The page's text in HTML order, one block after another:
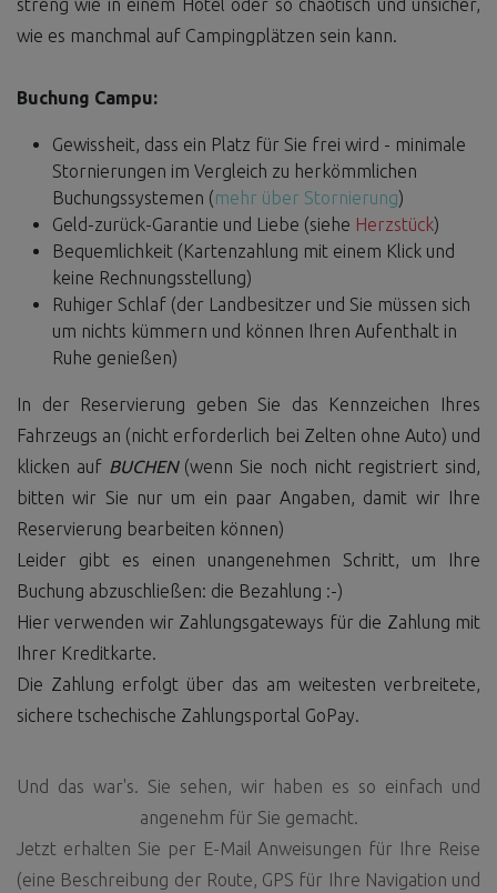
streng wie in einem Hotel oder so chaotisch und unsicher,
wie es manchmal auf Campingplätzen sein kann.
Buchung Campu:
Gewissheit, dass ein Platz für Sie frei wird - minimale
Stornierungen im Vergleich zu herkömmlichen
Buchungssystemen (mehr über Stornierung)
Geld-zurück-Garantie und Liebe (siehe Herzstück)
Bequemlichkeit (Kartenzahlung mit einem Klick und
keine Rechnungsstellung)
Ruhiger Schlaf (der Landbesitzer und Sie müssen sich
um nichts kümmern und können Ihren Aufenthalt in
Ruhe genießen)
In der Reservierung geben Sie das Kennzeichen Ihres
Fahrzeugs an (nicht erforderlich bei Zelten ohne Auto) und
klicken auf BUCHEN(wenn Sie noch nicht registriert sind,
bitten wir Sie nur um ein paar Angaben, damit wir Ihre
Reservierung bearbeiten können)
Leider gibt es einen unangenehmen Schritt, um Ihre
Buchung abzuschließen: die Bezahlung :-)
Hier verwenden wir Zahlungsgateways für die Zahlung mit
Ihrer Kreditkarte.
Die Zahlung erfolgt über das am weitesten verbreitete,
sichere tschechische Zahlungsportal GoPay.
Und das war's. Sie sehen, wir haben es so einfach und
angenehm für Sie gemacht.
Jetzt erhalten Sie per E-Mail Anweisungen für Ihre Reise
(eine Beschreibung der Route, GPS für Ihre Navigation und